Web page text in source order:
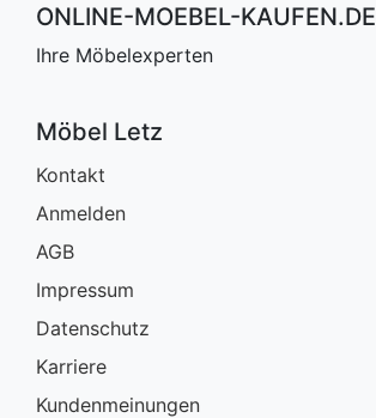
ONLINE-MOEBEL-KAUFEN.DE
Ihre Möbelexperten
Möbel Letz
Kontakt
Anmelden
AGB
Impressum
Datenschutz
Karriere
Kundenmeinungen